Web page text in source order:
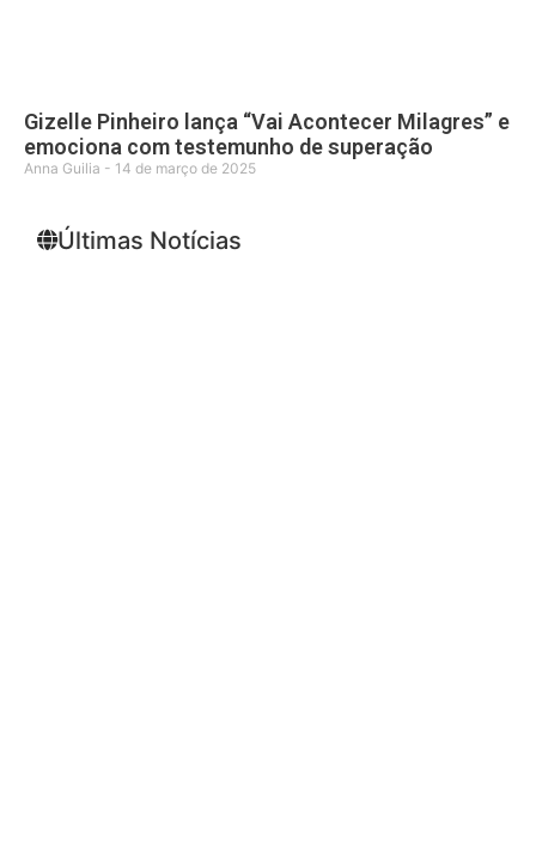
Gizelle Pinheiro lança “Vai Acontecer Milagres” e
emociona com testemunho de superação
Anna Guilia 14 de março de 2025
Últimas Notícias